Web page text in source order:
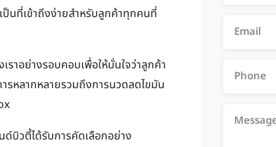
นที่เข้าถึงง่ายสำหรับลูกค้าทุกคนที่
าอย่างรอบคอบเพื่อให้มั่นใจว่าลูกค้า
รหลากหลายรวมถึงการนวดลดไขมัน
บิวตี้ได้รับการคัดเลือกอย่าง